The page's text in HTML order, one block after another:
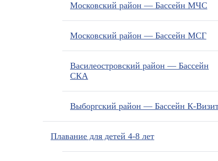
Московский район — Бассейн МЧС
Московский район — Бассейн МСГ
Василеостровский район — Бассейн
СКА
Выборгский район — Бассейн К-
Плавание для детей 4-8 лет